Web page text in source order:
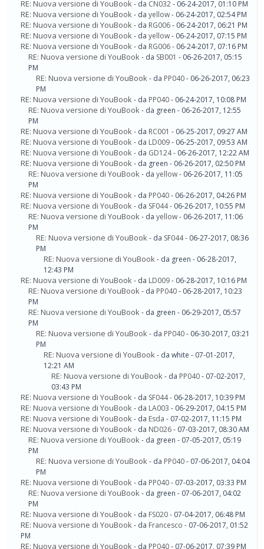
RE: Nuova versione di YouBook- da CN032- 06-24-2017, 01:10 PM
RE: Nuova versione di YouBook- da yellow- 06-24-2017, 02:54 PM
RE: Nuova versione di YouBook- da RG006- 06-24-2017, 06:21 PM
RE: Nuova versione di YouBook- da yellow- 06-24-2017, 07:15 PM
RE: Nuova versione di YouBook- da RG006- 06-24-2017, 07:16 PM
RE: Nuova versione di YouBook- da SB001 - 06-26-2017, 05:15
PM
RE: Nuova versione di YouBook- da PP040- 06-26-2017, 06:23
PM
RE: Nuova versione di YouBook- da PP040- 06-24-2017, 10:08 PM
RE: Nuova versione di YouBook- da green - 06-26-2017, 12:55
PM
RE: Nuova versione di YouBook- da RC001 - 06-25-2017, 09:27 AM
RE: Nuova versione di YouBook- da LD009- 06-25-2017, 09:53 AM
RE: Nuova versione di YouBook- da GD124- 06-26-2017, 12:22 AM
RE: Nuova versione di YouBook- da green - 06-26-2017, 02:50 PM
RE: Nuova versione di YouBook- da yellow- 06-26-2017, 11:05
PM
RE: Nuova versione di YouBook- da PP040- 06-26-2017, 04:26 PM
RE: Nuova versione di YouBook- da SF044- 06-26-2017, 10:55 PM
RE: Nuova versione di YouBook- da yellow- 06-26-2017, 11:06
PM
RE: Nuova versione di YouBook- da SF044- 06-27-2017, 08:36
PM
RE: Nuova versione di YouBook- da green - 06-28-2017,
12:43 PM
RE: Nuova versione di YouBook- da LD009- 06-28-2017, 10:16 PM
RE: Nuova versione di YouBook- da PP040- 06-28-2017, 10:23
PM
RE: Nuova versione di YouBook- da green - 06-29-2017, 05:57
PM
RE: Nuova versione di YouBook- da PP040- 06-30-2017, 03:21
PM
RE: Nuova versione di YouBook- da white - 07-01-2017,
12:21 AM
RE: Nuova versione di YouBook- da PP040- 07-02-2017,
03:43 PM
RE: Nuova versione di YouBook- da SF044- 06-28-2017, 10:39 PM
RE: Nuova versione di YouBook- da LA003 - 06-29-2017, 04:15 PM
RE: Nuova versione di YouBook- da Esda - 07-02-2017, 11:15 PM
RE: Nuova versione di YouBook- da ND026- 07-03-2017, 08:30 AM
RE: Nuova versione di YouBook- da green - 07-05-2017, 05:19
PM
RE: Nuova versione di YouBook- da PP040- 07-06-2017, 04:04
PM
RE: Nuova versione di YouBook- da PP040- 07-03-2017, 03:33 PM
RE: Nuova versione di YouBook- da green - 07-06-2017, 04:02
PM
RE: Nuova versione di YouBook- da FS020- 07-04-2017, 06:48 PM
RE: Nuova versione di YouBook- da Francesco - 07-06-2017, 01:52
PM
RE: Nuova versione di YouBook- da PP040- 07-06-2017, 07:39 PM